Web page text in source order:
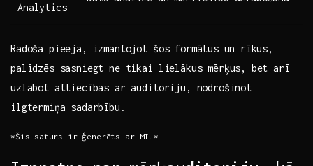
Analytics
Radoša pieeja, izmantojot‌ šos formātus ⁣un⁤ rīkus,
palīdzēs sasniegt ne tikai lielākus mērķus,⁣ bet arī
uzlabot ‍attiecības ‌ar auditoriju, nodrošinot
ilgtermiņa sadarbību.
*Šis⁤ saturs ir‍ ģenerēts ar MI.*